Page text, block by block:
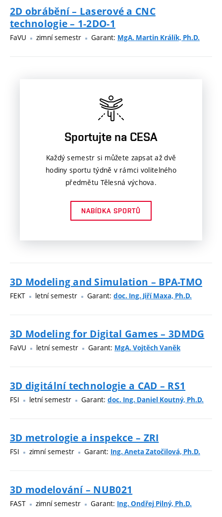
2D obrábění – Laserové a CNC
technologie – 1-2DO-1
FaVU zimní semestr Garant: MgA. Martin Králík, Ph.D.
Sportujte na CESA
Každý semestr si můžete zapsat až dvě
hodiny sportu týdně v rámci volitelného
předmětu Tělesná výchova.
NABÍDKA SPORTŮ
3D Modeling and Simulation – BPA-TMO
FEKT letní semestr Garant: doc. Ing. Jiří Maxa, Ph.D.
3D Modeling for Digital Games – 3DMDG
FaVU letní semestr Garant: MgA. Vojtěch Vaněk
3D digitální technologie a CAD – RS1
FSI letní semestr Garant: doc. Ing. Daniel Koutný, Ph.D.
3D metrologie a inspekce – ZRI
FSI zimní semestr Garant: Ing. Aneta Zatočilová, Ph.D.
3D modelování – NUB021
FAST zimní semestr Garant: Ing. Ondřej Pilný, Ph.D.